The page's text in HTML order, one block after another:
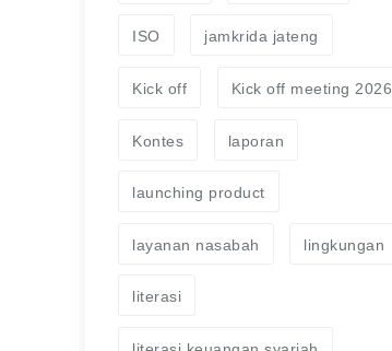
ISO jamkrida jateng
Kick off Kick off meeting 2026
Kontes laporan
launching product
layanan nasabah lingkungan
literasi
literasi keuangan syariah